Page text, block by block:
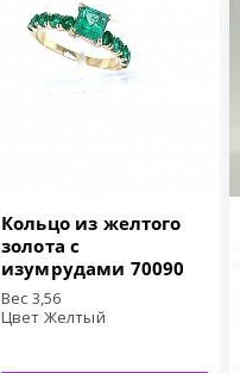
Кольцо из желтого
золота с
изумрудами 70090
Вес 3,56
Цвет Желтый